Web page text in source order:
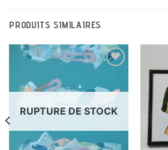
PRODUITS SIMILAIRES
Ajouter
à la liste
de
RUPTURE DE STOCK